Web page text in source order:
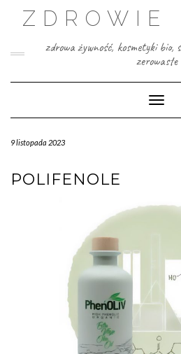
ZDROWIE
zdrowa żywność, kosmetyki bio,
zerowaste
9 listopada 2023
POLIFENOLE